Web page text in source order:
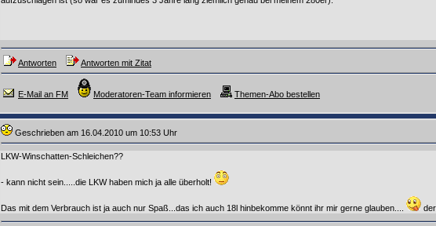
Antworten Antworten mit Zitat
E-Mail an FM Moderatoren-Team informieren Themen-Abo bestellen
Geschrieben am 16.04.2010 um 10:53 Uhr
LKW-Winschatten-Schleichen??
- kann nicht sein.....die LKW haben mich ja alle überholt!
Das mit dem Verbrauch ist ja auch nur Spaß...das ich auch 18l hinbekomme könnt ihr mir gerne glauben....